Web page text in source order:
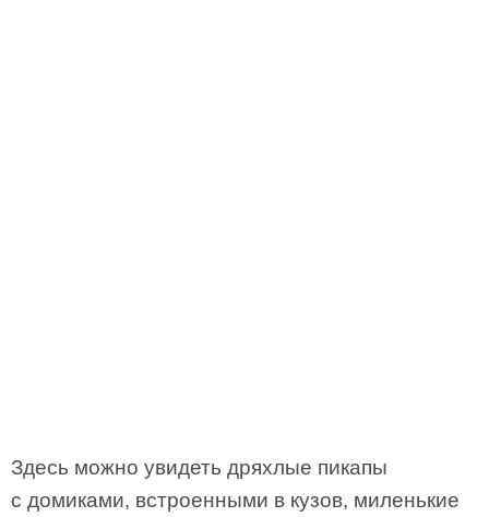
Здесь можно увидеть дряхлые пикапы
с домиками, встроенными в кузов, миленькие